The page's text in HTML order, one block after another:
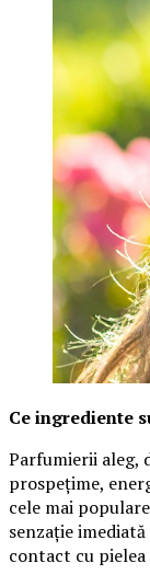
Ce ingrediente
Parfumierii aleg,
prospețime,
cele mai
senzație
contact cu